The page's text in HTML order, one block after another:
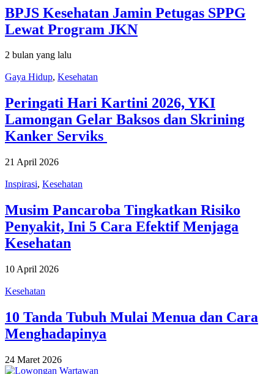
BPJS Kesehatan Jamin Petugas SPPG
Lewat Program JKN
2 bulan yang lalu
Gaya Hidup, Kesehatan
Peringati Hari Kartini 2026, YKI
Lamongan Gelar Baksos dan Skrining
Kanker Serviks
21 April 2026
Inspirasi, Kesehatan
Musim Pancaroba Tingkatkan Risiko
Penyakit, Ini 5 Cara Efektif Menjaga
Kesehatan
10 April 2026
Kesehatan
10 Tanda Tubuh Mulai Menua dan Cara
Menghadapinya
24 Maret 2026